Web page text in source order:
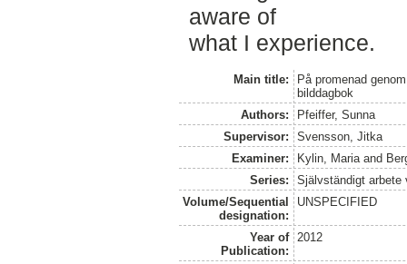
aware of
what I experience.
Main title:
På promenad
bilddagbok
Authors:
Pfeiffer, Sunna
Supervisor:
Svensson, Jitka
Examiner:
Kylin, Maria and
Series:
Självständigt arbete
Volume/Sequential
designation:
UNSPECIFIED
Year of
Publication:
2012